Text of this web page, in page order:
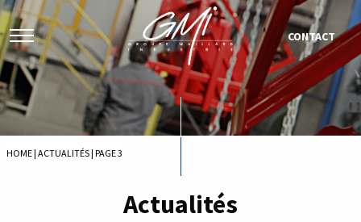
CONTACT
HOME| ACTUALITÉS| PAGE 3
Actualités